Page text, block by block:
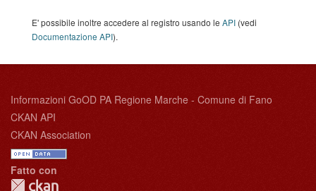
E' possibile inoltre accedere al registro usando le API (vedi
Documentazione API).
Informazioni GoOD PA Regione Marche - Comune di Fano
CKAN API
CKAN Association
Fatto con